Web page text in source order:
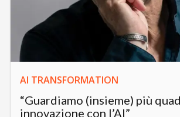
AI TRANSFORMATION
“Guardiamo (insieme) più
innovazione con l’AI”